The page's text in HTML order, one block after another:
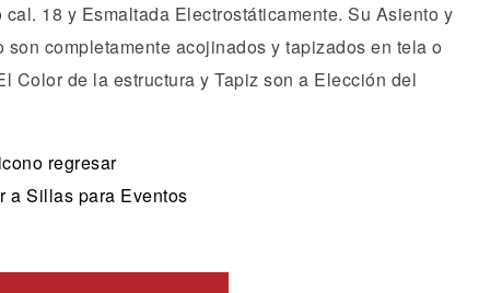
cal. 18 y Esmaltada Electrostáticamente. Su Asiento y
son completamente acojinados y tapizados en tela o
Color de la estructura y Tapiz son a Elección del
a Sillas para Eventos